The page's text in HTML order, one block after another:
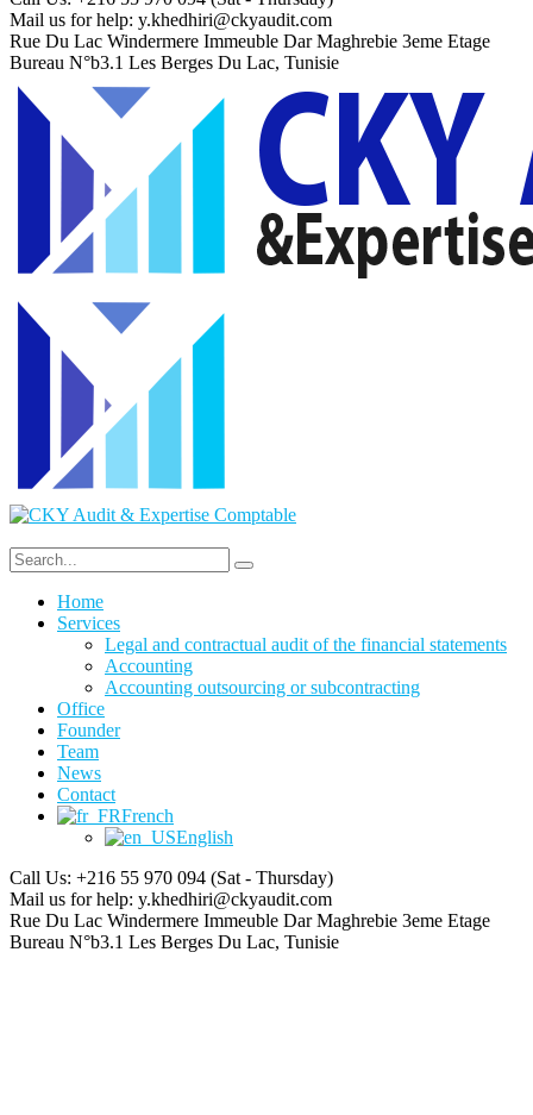
Mail us for help: y.khedhiri@ckyaudit.com
Rue Du Lac Windermere Immeuble Dar Maghrebie 3eme Etage
Bureau N°b3.1 Les Berges Du Lac, Tunisie
Home
Services
Legal and contractual audit of the financial statements
Accounting
Accounting outsourcing or subcontracting
Office
Founder
Team
News
Contact
French
English
Call Us: +216 55 970 094 (Sat - Thursday)
Mail us for help: y.khedhiri@ckyaudit.com
Rue Du Lac Windermere Immeuble Dar Maghrebie 3eme Etage
Bureau N°b3.1 Les Berges Du Lac, Tunisie